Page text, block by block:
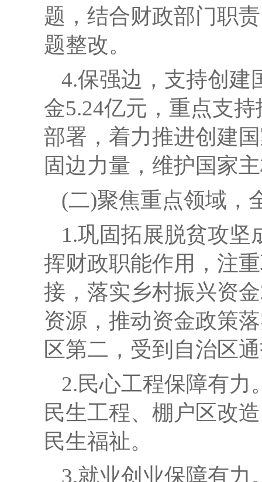
题，结合财政部门职
题整改。
4.保强边，支持创建
金5.24亿元，重点支持
部署 ， 着力推进创建
固边力量，维护国家
(二)聚焦重点领域，
1.巩固拓展脱贫攻
挥财政职能作用，注
接，落实乡村振兴资金
资源，推动资金政策
区第二，受到自治区
2.民心工程保障有力
民生工程、棚户区改
民生福祉。
3.就业创业保障有力